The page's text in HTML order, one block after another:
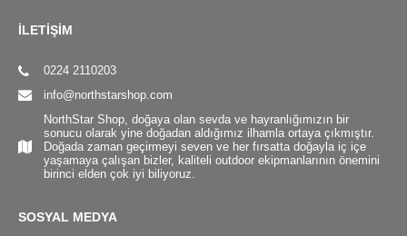
İLETİŞİM
0224 2110203
info@northstarshop.com
NorthStar Shop, doğaya olan sevda ve hayranlığımızın bir
sonucu olarak yine doğadan aldığımız ilhamla ortaya çıkmıştır.
Doğada zaman geçirmeyi seven ve her fırsatta doğayla iç içe
yaşamaya çalışan bizler, kaliteli outdoor ekipmanlarının önemini
birinci elden çok iyi biliyoruz.
SOSYAL MEDYA